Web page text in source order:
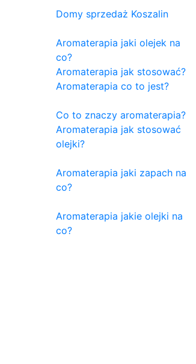
Domy sprzedaż Koszalin
Aromaterapia jaki olejek na
co?
Aromaterapia jak stosować?
Aromaterapia co to jest?
Co to znaczy aromaterapia?
Aromaterapia jak stosować
olejki?
Aromaterapia jaki zapach na
co?
Aromaterapia jakie olejki na
co?